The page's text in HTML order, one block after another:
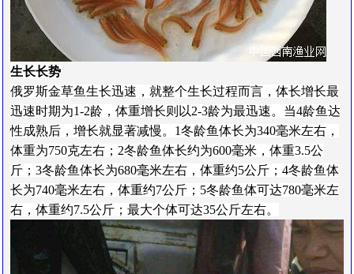
生长长势
俄罗斯金草鱼生长迅速，就整个生长过程而言，体长增长最
迅速时期为1-2龄，体重增长则以2-3龄为最迅速。当4龄鱼达
性成熟后，增长就显著减慢。1冬龄鱼体长为340毫米左右，
体重为750克左右；2冬龄鱼体长约为600毫米，体重3.5公
斤；3冬龄鱼体长为680毫米左右，体重约5公斤；4冬龄鱼体
长为740毫米左右，体重约7公斤；5冬龄鱼体可达780毫米左
右，体重约7.5公斤；最大个体可达35公斤左右。